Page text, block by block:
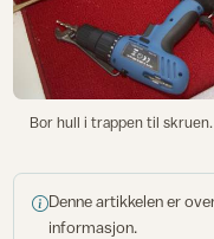
Bor hull i trappen til
Denne artikkelen er
informasjon.